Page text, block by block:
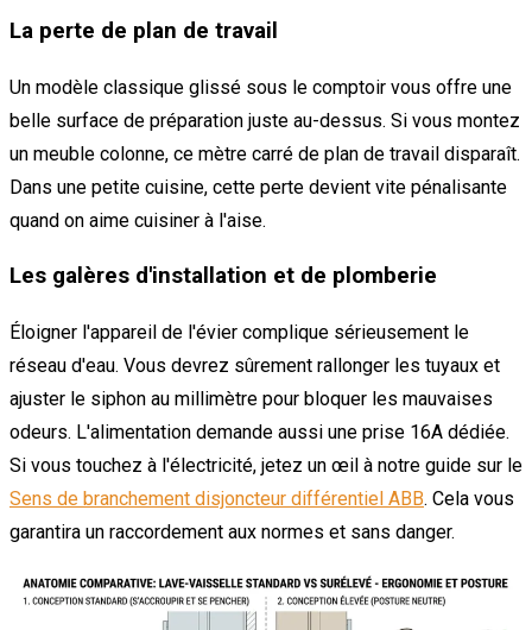
La perte de plan de travail
Un modèle classique glissé sous le comptoir vous offre une
belle surface de préparation juste au-dessus. Si vous montez
un meuble colonne, ce mètre carré de plan de travail disparaît.
Dans une petite cuisine, cette perte devient vite pénalisante
quand on aime cuisiner à l'aise.
Les galères d'installation et de plomberie
Éloigner l'appareil de l'évier complique sérieusement le
réseau d'eau. Vous devrez sûrement rallonger les tuyaux et
ajuster le siphon au millimètre pour bloquer les mauvaises
odeurs. L'alimentation demande aussi une prise 16A dédiée.
Si vous touchez à l'électricité, jetez un œil à notre guide sur le
Sens de branchement disjoncteur différentiel ABB. Cela vous
garantira un raccordement aux normes et sans danger.